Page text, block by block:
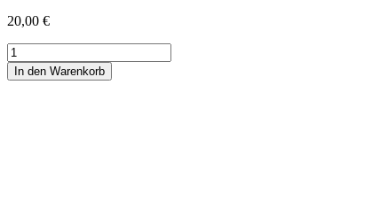
20,00 €
Strickkrawatte
Wolle
Uni
In den Warenkorb